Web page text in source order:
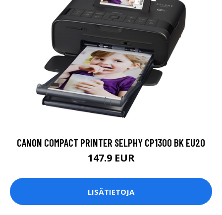
CANON COMPACT PRINTER SELPHY CP1300 BK EU20
147.9 EUR
LISÄTIETOJA